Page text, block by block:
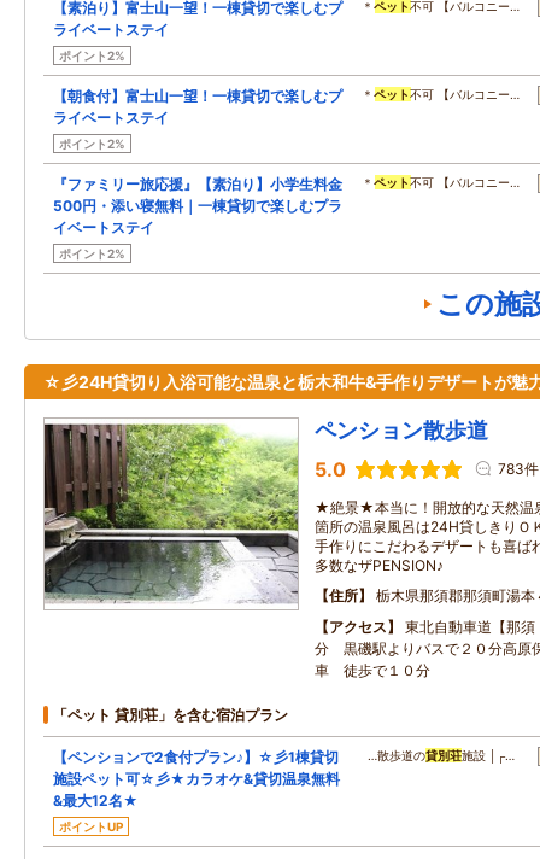
【素泊り】富士山一望！一棟貸切で楽しむプ
ライベートステイ
ポイント2%
＊ペット不可 【バルコニー…
【朝食付】富士山一望！一棟貸切で楽しむプ
ライベートステイ
ポイント2%
＊ペット不可 【バルコニー…
『ファミリー旅応援』【素泊り】小学生料金
500円・添い寝無料｜一棟貸切で楽しむプラ
イベートステイ
ポイント2%
＊ペット不可 【バルコニー…
この施
☆彡24H貸切り入浴可能な温泉と栃木和牛&手作りデザートが魅
ペンション散歩道
5.0 783件
★絶景★本当に！開放的な天然温
箇所の温泉風呂は24H貸しきりＯ
手作りにこだわるデザートも喜ば
多数なザPENSION♪
住所
栃木県那須郡那須町湯本
アクセス
東北自動車道【那
分 黒磯駅よりバスで２０分高原
車 徒歩で１０分
「ペット 貸別荘」を含む宿泊プラン
【ペンションで2食付プラン♪】☆彡1棟貸切
施設ペット可☆彡★カラオケ&貸切温泉無料
&最大12名★
ポイントUP
…散歩道の貸別荘施設 │┌…